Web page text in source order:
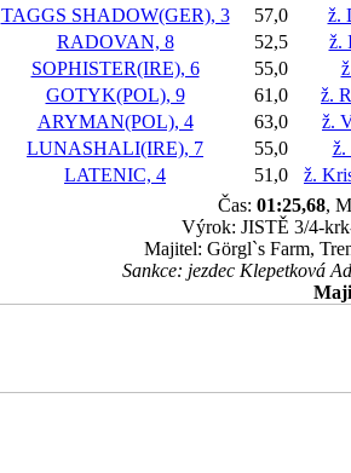
TAGGS SHADOW(GER), 3 57,0
ž.
RADOVAN, 8 52,5
ž.
SOPHISTER(IRE), 6 55,0
GOTYK(POL), 9 61,0
ž.
ARYMAN(POL), 4 63,0
ž.
LUNASHALI(IRE), 7 55,0
ž.
LATENIC, 4 51,0
ž.
Čas: 01:25,68,
Výrok: JISTĚ 3/4-
Majitel: Görgl`s Farm,
Sankce: jezdec Klepetková